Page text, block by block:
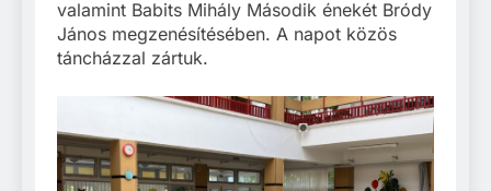
valamint Babits Mihály Második énekét Bródy
János megzenésítésében. A napot közös
táncházzal zártuk.